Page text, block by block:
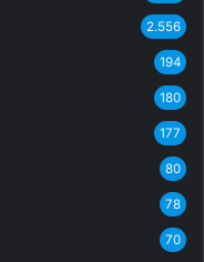
2.556
194
180
177
80
78
70